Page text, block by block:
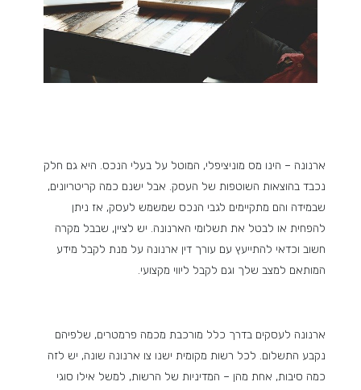
ארנונה – הינו מס מוניציפלי, המוטל על בעלי הנכס. היא גם חלק
נכבד בהוצאות השוטפות של העסק. אבל ישנם כמה קריטריונים,
שבמידה והם מתקיימים לגבי הנכס שמשמש לעסק, אז ניתן
להפחית או לבטל את תשלומי הארנונה. יש לציין, שבבל מקרה
חשוב וכדאי להתייעץ עם עורך דין ארנונה על מנת לקבל מידע
המותאם למצב שלך וגם לקבל ליווי מקצועי.
ארנונה לעסקים בדרך כלל מורכבת מכמה פרמטרים, שלפיהם
נקבע התשלום. לכל רשות מקומית ישנו צו ארנונה שונה, יש לזה
כמה סיבות, אחת מהן – המדיניות של הרשות, למשל אילו סוגי